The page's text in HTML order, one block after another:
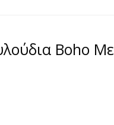
Boho Με